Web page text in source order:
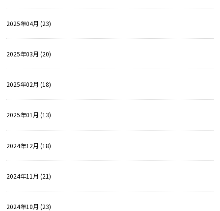
2025年04月 (23)
2025年03月 (20)
2025年02月 (18)
2025年01月 (13)
2024年12月 (18)
2024年11月 (21)
2024年10月 (23)